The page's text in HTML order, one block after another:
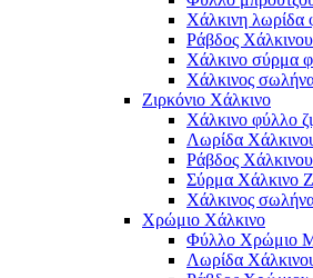
Χάλκινη
Ράβδος
Χάλκινο σύρμα
Χάλκινος
Ζιρκόνιο Χάλκινο
Χάλκινο φύλλο
Λωρίδα
Ράβδος
Σύρμα Χάλκινο
Χάλκινος
Χρώμιο Χάλκινο
Φύλλο Χρώμιο
Λωρίδα